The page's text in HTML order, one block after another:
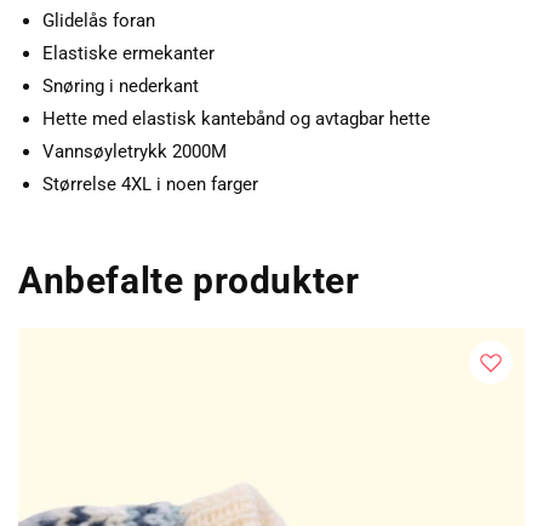
Glidelås foran
Elastiske ermekanter
Snøring i nederkant
Hette med elastisk kantebånd og avtagbar hette
Vannsøyletrykk 2000M
Størrelse 4XL i noen farger
Anbefalte produkter